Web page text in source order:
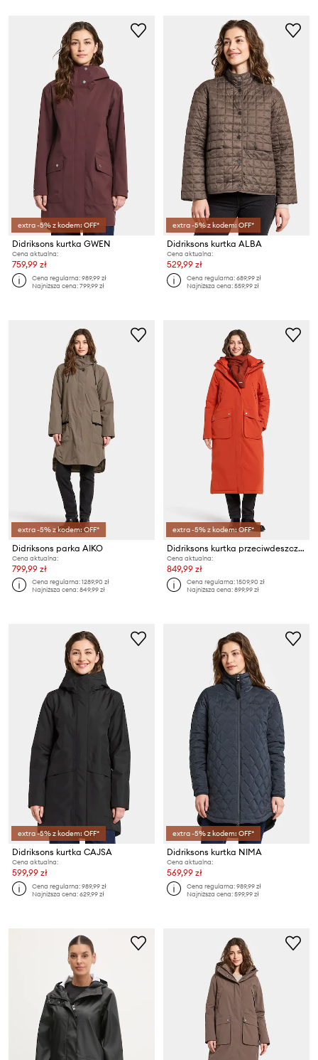
extra -5% z kodem: OFF*
Didriksons kurtka GWEN
Cena aktualna:
759,99 zł
Cena regularna:989,99 zł
Najniższa cena:799,99 zł
extra -5% z kodem: OFF*
Didriksons kurtka ALBA
Cena aktualna:
529,99 zł
Cena regularna:689,99 zł
Najniższa cena:559,99 zł
extra -5% z kodem: OFF*
Didriksons parka AIKO
Cena aktualna:
799,99 zł
Cena regularna:1289,90 zł
Najniższa cena:849,99 zł
extra -5% z kodem: OFF*
Didriksons kurtka przeciwdeszczowa MELODY
Cena aktualna:
849,99 zł
Cena regularna:1509,90 zł
Najniższa cena:899,99 zł
extra -5% z kodem: OFF*
Didriksons kurtka CAJSA
Cena aktualna:
599,99 zł
Cena regularna:989,99 zł
Najniższa cena:629,99 zł
extra -5% z kodem: OFF*
Didriksons kurtka NIMA
Cena aktualna:
569,99 zł
Cena regularna:989,99 zł
Najniższa cena:599,99 zł